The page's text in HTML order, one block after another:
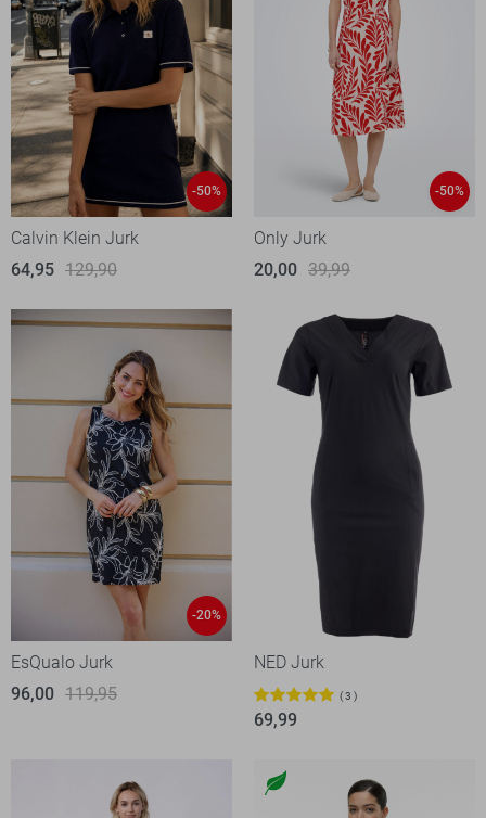
-50%
Calvin Klein Jurk
64,95 129,90
-50%
Only Jurk
20,00 39,99
-20%
EsQualo Jurk
96,00 119,95
NED Jurk
3
69,99